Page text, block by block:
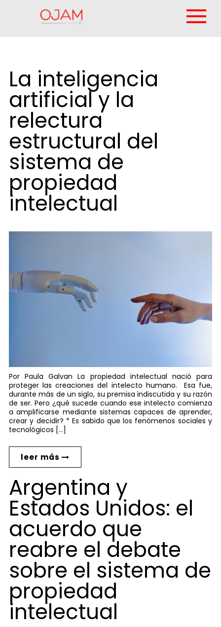
La inteligencia
artificial y la
relectura
estructural del
sistema de
propiedad
intelectual
Por Paula Galvan La propiedad intelectual nació para
proteger las creaciones del intelecto humano. Esa fue,
durante más de un siglo, su premisa indiscutida y su razón
de ser. Pero ¿qué sucede cuando ese intelecto comienza
a amplificarse mediante sistemas capaces de aprender,
crear y decidir? * Es sabido que los fenómenos sociales y
tecnológicos […]
leer más
Argentina y
Estados Unidos: el
acuerdo que
reabre el debate
sobre el sistema de
propiedad
intelectual